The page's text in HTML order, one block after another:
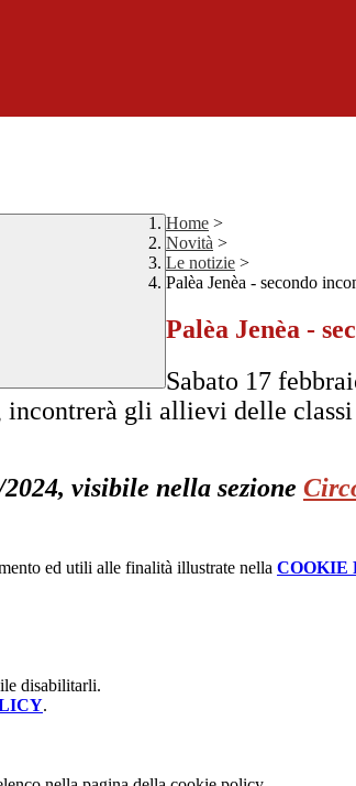
Home >
Novità >
Le notizie >
Palèa Jenèa - secondo
Palèa Jenèa -
Sabato 17
gli allievi delle
visibile nella sezione
ed utili alle finalità illustrate nella COOKIE
disabilitarli.
.